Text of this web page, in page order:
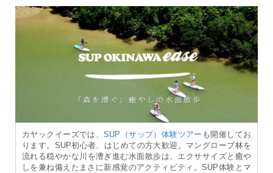
カヤックイーズでは、SUP（サップ）体験ツアー も開催してお
ります。SUP初心者、はじめての方大歓迎。マングローブ林を
流れる穏やかな川を漕ぎ進む水面散歩は、エクササイズと癒や
しを兼ね備えたまさに新感覚のアクティビティ。SUP体験とマ